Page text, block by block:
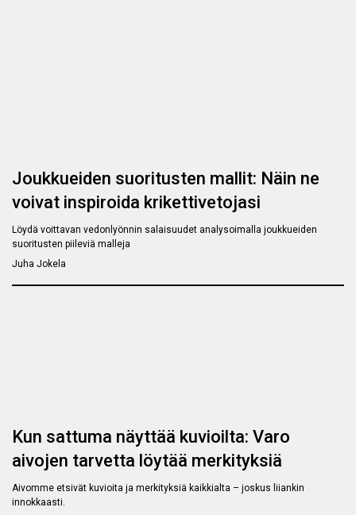
Joukkueiden suoritusten mallit: Näin ne
voivat inspiroida krikettivetojasi
Löydä voittavan vedonlyönnin salaisuudet analysoimalla joukkueiden
suoritusten piileviä malleja
Juha Jokela
Kun sattuma näyttää kuvioilta: Varo
aivojen tarvetta löytää merkityksiä
Aivomme etsivät kuvioita ja merkityksiä kaikkialta – joskus liiankin
innokkaasti.